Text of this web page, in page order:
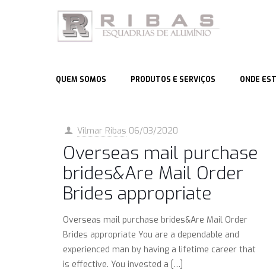
QUEM SOMOS PRODUTOS E SERVIÇOS ONDE
Vilmar Ribas 06/03/2020
Overseas mail purchase
brides&Are Mail Order
Brides appropriate
Overseas mail purchase brides&Are Mail Order
Brides appropriate You are a dependable and
experienced man by having a lifetime career that
is effective. You invested a […]